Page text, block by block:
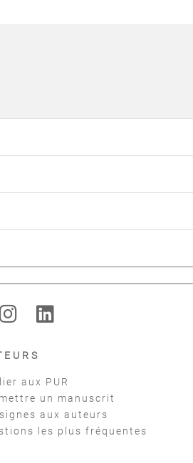
aux PUR
un manuscrit
aux auteurs
les plus fréquentes